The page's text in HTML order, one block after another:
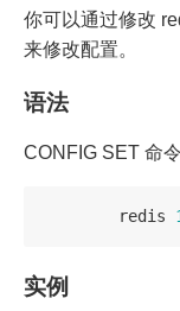
你可以通过修改
来修改配置。
语法
CONFIG SET 命
redis
实例